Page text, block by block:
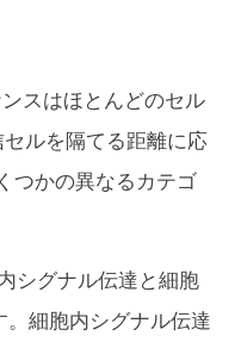
スはほとんどのセル
ルを隔てる距離に応
つかの異なるカテゴ
シグナル伝達と細胞
。細胞内シグナル伝達